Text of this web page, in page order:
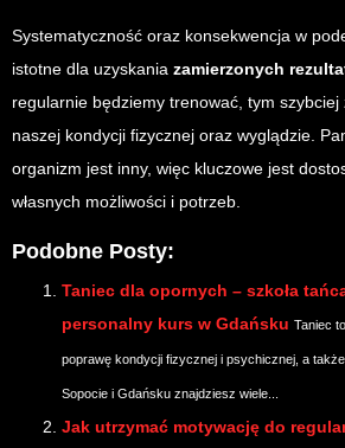
Systematyczność oraz konsekwencja w
istotne dla uzyskania zamierzonych
regularnie będziemy trenować, tym
naszej kondycji fizycznej oraz wyglądzie.
organizm jest inny, więc kluczowe jest
własnych możliwości i potrzeb.
Podobne Posty:
Taniec dla opornych – szkoła
personalny kurs w Gdańsku Taniec
poprawę kondycji fizycznej i psychicznej, a
Sopocie i Gdańsku znajdziesz wiele...
Jak utrzymać motywację do